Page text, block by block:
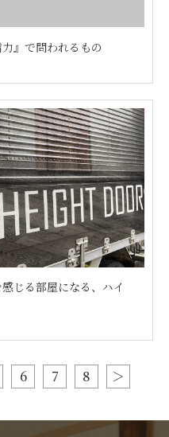
』で問われるもの
じる部屋になる、ハイ
6 7 8 ＞